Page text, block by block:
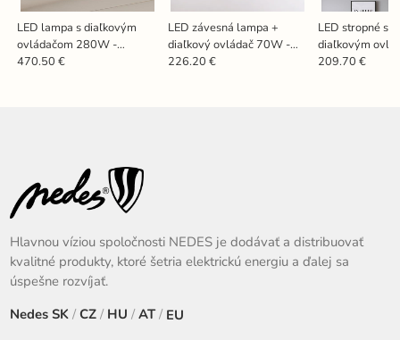
LED lampa s diaľkovým
ovládačom 280W -
J1342/WW
470.50 €
LED závesná lampa +
diaľkový ovládač 70W -
J4355/B
226.20 €
LED stropné
diaľkovým
100W - J3346/
209.70 €
Hlavnou víziou spoločnosti NEDES je dodávať a distribuovať
kvalitné produkty, ktoré šetria elektrickú energiu a ďalej sa
úspešne rozvíjať.
NedesSK / CZ / HU / AT / EU